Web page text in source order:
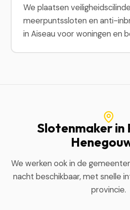
We plaatsen
meerpuntssloten en anti-
in Aiseau voor woningen en
Slotenmaker in
We werken ook in de
nacht beschikbaar, met snelle
provincie.